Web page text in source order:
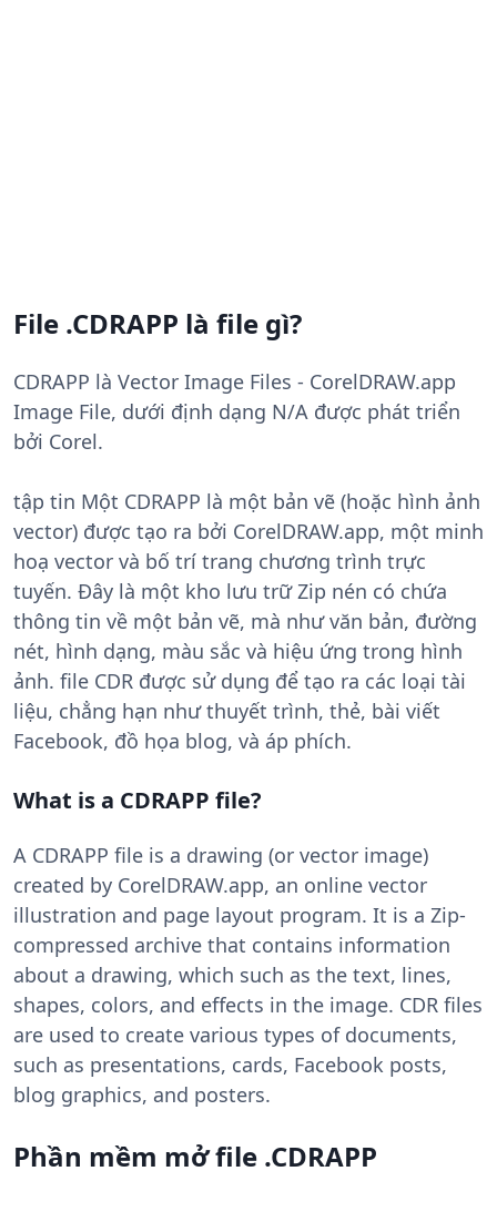
File .CDRAPP là file gì?
CDRAPP là Vector Image Files - CorelDRAW.app
Image File, dưới định dạng N/A được phát triển
bởi Corel.
tập tin Một CDRAPP là một bản vẽ (hoặc hình ảnh
vector) được tạo ra bởi CorelDRAW.app, một minh
hoạ vector và bố trí trang chương trình trực
tuyến. Đây là một kho lưu trữ Zip nén có chứa
thông tin về một bản vẽ, mà như văn bản, đường
nét, hình dạng, màu sắc và hiệu ứng trong hình
ảnh. file CDR được sử dụng để tạo ra các loại tài
liệu, chẳng hạn như thuyết trình, thẻ, bài viết
Facebook, đồ họa blog, và áp phích.
What is a CDRAPP file?
A CDRAPP file is a drawing (or vector image)
created by CorelDRAW.app, an online vector
illustration and page layout program. It is a Zip-
compressed archive that contains information
about a drawing, which such as the text, lines,
shapes, colors, and effects in the image. CDR files
are used to create various types of documents,
such as presentations, cards, Facebook posts,
blog graphics, and posters.
Phần mềm mở file .CDRAPP